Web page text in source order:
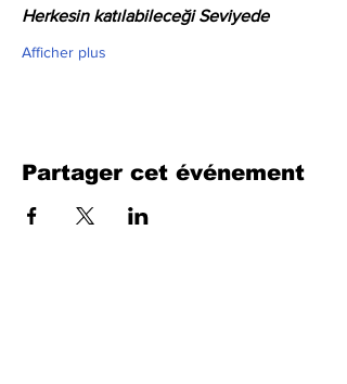
Herkesin katılabileceği Seviyede
Afficher plus
Partager cet événement